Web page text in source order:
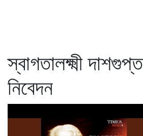
স্বাগতালক্ষ্মী
নিবেদন